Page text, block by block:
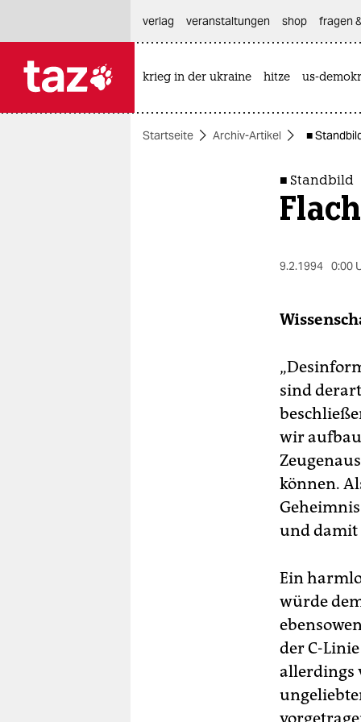
themen
verlag
veranstaltungen shop fragen
krieg in der ukraine hitze us-
Startseite Archiv-Artikel ■
■ Standbild
9.2.1994 0:00
sind
wir
können.
und damit
Ein
würde
der C-
allerdings